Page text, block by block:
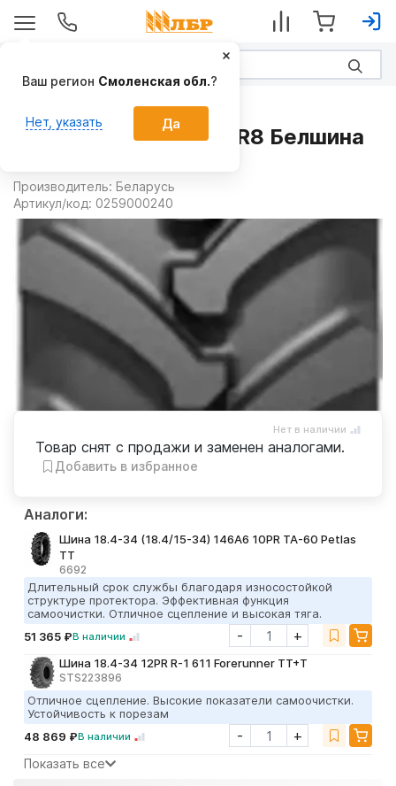
Шина 18.4R34 Ф-11 PR8 Белшина
Производитель: Беларусь
Артикул/код: 0259000240
Аналоги:
Шина 18.4-34 (18.4/15-34) 146A6 10PR TA-60 Petlas
TT
6692
Длительный срок службы благодаря износостойкой
структуре протектора. Эффективная функция
самоочистки. Отличное сцепление и высокая тяга.
51 365 ₽В наличии - +
Шина 18.4-34 12PR R-1 611 Forerunner TT+Т
STS223896
Отличное сцепление. Высокие показатели самоочистки.
Устойчивость к порезам
48 869 ₽В наличии - +
Показать все
Нет в наличии
Товар снят с продажи и заменен аналогами.
Добавить в избранное
Ваш регион Смоленская обл.?
Нет, указать Да